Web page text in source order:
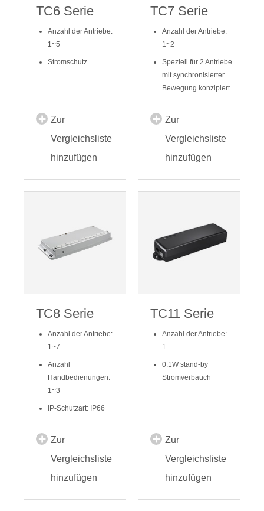
TC6 Serie
Anzahl der Antriebe:
1~5
Stromschutz
Zur
Vergleichsliste
hinzufügen
TC7 Serie
Anzahl der Antriebe:
1~2
Speziell für 2 Antriebe
mit synchronisierter
Bewegung konzipiert
Zur
Vergleichsliste
hinzufügen
TC8 Serie
Anzahl der Antriebe:
1~7
Anzahl
Handbedienungen:
1~3
IP-Schutzart: IP66
Zur
Vergleichsliste
hinzufügen
TC11 Serie
Anzahl der Antriebe:
1
0.1W stand-by
Stromverbauch
Zur
Vergleichsliste
hinzufügen